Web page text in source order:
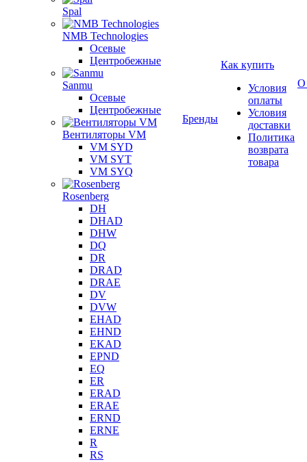
Spal
NMB Technologies
Осевые
Центробежные
Sanmu
Осевые
Центробежные
Вентиляторы VM
VM SYD
VM SYT
VM SYQ
Rosenberg
DH
DHAD
DHW
DQ
DR
DRAD
DRAE
DV
DVW
EHAD
EHND
EKAD
EPND
EQ
ER
ERAD
ERAE
ERND
ERNE
R
RS
Бренды
Как купить
Условия
оплаты
Условия
доставки
Политика
возврата
товара
О